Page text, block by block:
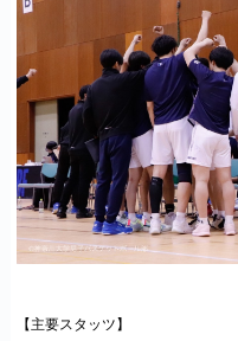
【主要スタッツ】